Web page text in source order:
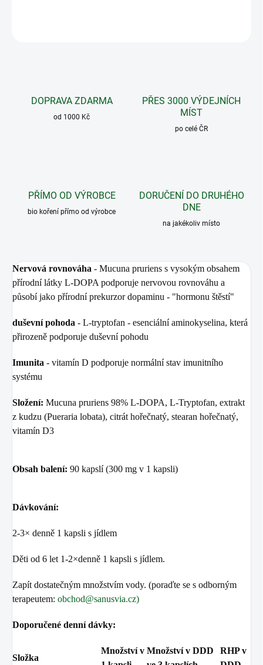
DOPRAVA ZDARMA
od 1000 Kč
PŘES 3000 VÝDEJNÍCH
MÍST
po celé ČR
PŘÍMO OD VÝROBCE
bio koření přímo od výrobce
DORUČENÍ DO DRUHÉHO
DNE
na jakékoliv místo
Nervová rovnováha - Mucuna pruriens s vysokým obsahem
přírodní látky L-DOPA podporuje nervovou rovnováhu a
působí jako přírodní prekurzor dopaminu - "hormonu štěstí"
duševní pohoda - L-tryptofan - esenciální aminokyselina, která
přirozeně podporuje duševní pohodu
Imunita - vitamín D podporuje normální stav imunitního
systému
Složení: Mucuna pruriens 98% L-DOPA, L-Tryptofan, extrakt
z kudzu (Pueraria lobata), citrát hořečnatý, stearan hořečnatý,
vitamín D3
Obsah balení: 90 kapslí (300 mg v 1 kapsli)
Dávkování:
2-3× denně 1 kapsli s jídlem
Děti od 6 let 1-2×denně 1 kapsli s jídlem.
Zapít dostatečným množstvím vody. (poraďte se s odborným
terapeutem: obchod@sanusvia.cz)
Doporučené denní dávky:
Složka
Množství v Množství v DDD
RHP v